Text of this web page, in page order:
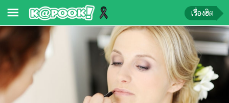
ข่าว-
ความ
รู้
ข่าว
เรื่องฮิต